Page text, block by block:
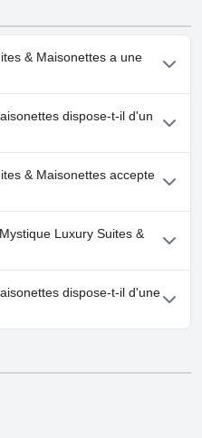
& Maisonettes a une
dispose de piscine(s)
catégories suivantes : Piscine
dispose-t-il d'un
Luxury Suites & Maisonettes.
& Maisonettes accepte
n'accepte pas les
Luxury Suites &
Luxury Suites &
dispose-t-il d'une